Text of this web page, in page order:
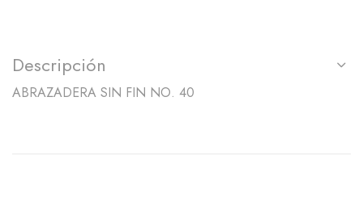
Descripción
ABRAZADERA SIN FIN NO. 40